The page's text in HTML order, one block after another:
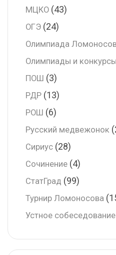
МЦКО (43)
ОГЭ (24)
Олимпиада
Олимпиады и конкурсы
ПОШ (3)
РДР (13)
РОШ (6)
Русский медвежонок
Сириус (28)
Сочинение (4)
СтатГрад (99)
Турнир Ломоносова
Устное собеседование